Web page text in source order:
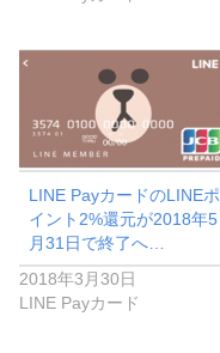
LINE PayカードのLINEポ
イント2%還元が2018年5
月31日で終了へ…
2018年3月30日
LINE Payカード